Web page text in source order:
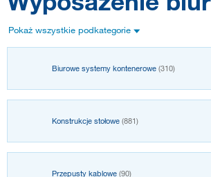
Pokaż wszystkie podkategorie
Biurowe systemy kontenerowe (310)
Konstrukcje stołowe (881)
Przepusty kablowe (90)